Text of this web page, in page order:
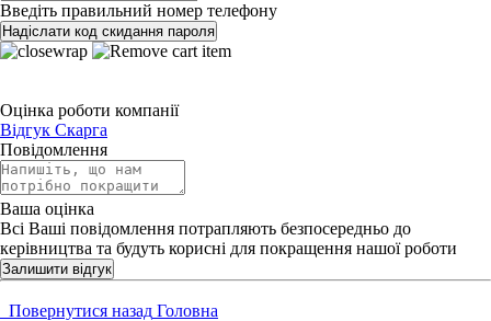
Введіть правильний номер телефону
Надіслати код скидання пароля
Оцінка роботи компанії
Відгук Скарга
Повідомлення
Ваша оцінка
Всі Ваші повідомлення потрапляють безпосередньо до
керівництва та будуть корисні для покращення нашої роботи
Залишити відгук
Повернутися назад Головна